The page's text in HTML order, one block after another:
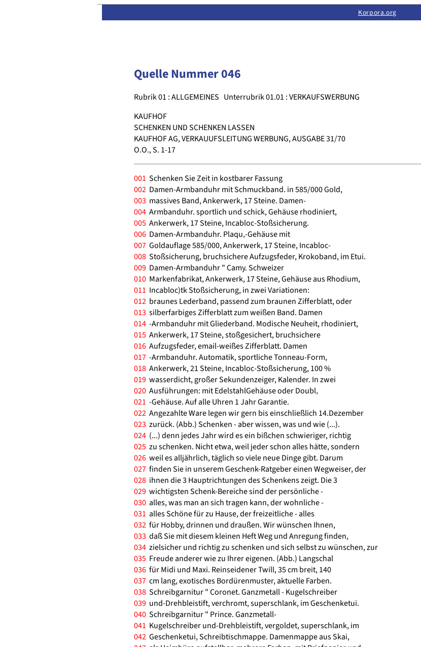
Feedback·Korpora.org
Quelle Nummer 046
Rubrik 01 : ALLGEMEINES Unterrubrik 01.01 : VERKAUFSWERBUNG
KAUFHOF
SCHENKEN UND SCHENKEN LASSEN
KAUFHOF AG, VERKAUUFSLEITUNG WERBUNG, AUSGABE 31/70
O.O., S. 1-17
001 Schenken Sie Zeit in kostbarer Fassung
002 Damen-Armbanduhr mit Schmuckband. in 585/000 Gold,
003 massives Band, Ankerwerk, 17 Steine. Damen-
004 Armbanduhr. sportlich und schick, Gehäuse rhodiniert,
005 Ankerwerk, 17 Steine, Incabloc-Stoßsicherung.
006 Damen-Armbanduhr. Plaqu‚-Gehäuse mit
007 Goldauflage 585/000, Ankerwerk, 17 Steine, Incabloc-
008 Stoßsicherung, bruchsichere Aufzugsfeder, Krokoband, im Etui.
009 Damen-Armbanduhr " Camy. Schweizer
010 Markenfabrikat, Ankerwerk, 17 Steine, Gehäuse aus Rhodium,
011 Incabloc)tk Stoßsicherung, in zwei Variationen:
012 braunes Lederband, passend zum braunen Zifferblatt, oder
013 silberfarbiges Zifferblatt zum weißen Band. Damen
014 -Armbanduhr mit Gliederband. Modische Neuheit, rhodiniert,
015 Ankerwerk, 17 Steine, stoßgesichert, bruchsichere
016 Aufzugsfeder, email-weißes Zifferblatt. Damen
017 -Armbanduhr. Automatik, sportliche Tonneau-Form,
018 Ankerwerk, 21 Steine, Incabloc-Stoßsicherung, 100 %
019 wasserdicht, großer Sekundenzeiger, Kalender. In zwei
020 Ausführungen: mit EdelstahlGehäuse oder Doubl‚
021 -Gehäuse. Auf alle Uhren 1 Jahr Garantie.
022 Angezahlte Ware legen wir gern bis einschließlich 14.Dezember
023 zurück. (Abb.) Schenken - aber wissen, was und wie (...).
024 (...) denn jedes Jahr wird es ein bißchen schwieriger, richtig
025 zu schenken. Nicht etwa, weil jeder schon alles hätte, sondern
026 weil es alljährlich, täglich so viele neue Dinge gibt. Darum
027 finden Sie in unserem Geschenk-Ratgeber einen Wegweiser, der
028 ihnen die 3 Hauptrichtungen des Schenkens zeigt. Die 3
029 wichtigsten Schenk-Bereiche sind der persönliche -
030 alles, was man an sich tragen kann, der wohnliche -
031 alles Schöne für zu Hause, der freizeitliche - alles
032 für Hobby, drinnen und draußen. Wir wünschen Ihnen,
033 daß Sie mit diesem kleinen Heft Weg und Anregung finden,
034 zielsicher und richtig zu schenken und sich selbst zu wünschen, zur
035 Freude anderer wie zu Ihrer eigenen. (Abb.) Langschal
036 für Midi und Maxi. Reinseidener Twill, 35 cm breit, 140
037 cm lang, exotisches Bordürenmuster, aktuelle Farben.
038 Schreibgarnitur " Coronet. Ganzmetall - Kugelschreiber
039 und-Drehbleistift, verchromt, superschlank, im Geschenketui.
040 Schreibgarnitur " Prince. Ganzmetall-
041 Kugelschreiber und-Drehbleistift, vergoldet, superschlank, im
042 Geschenketui, Schreibtischmappe. Damenmappe aus Skai,
Korpora.org